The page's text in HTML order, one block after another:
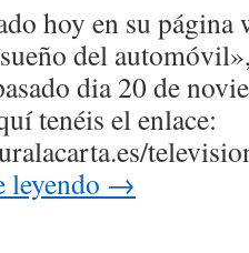
hoy en su página
del
dia 20 de
tenéis el enlace:
leyendo →